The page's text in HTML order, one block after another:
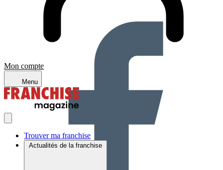
Mon compte
Menu
Trouver ma franchise
Actualités de la franchise